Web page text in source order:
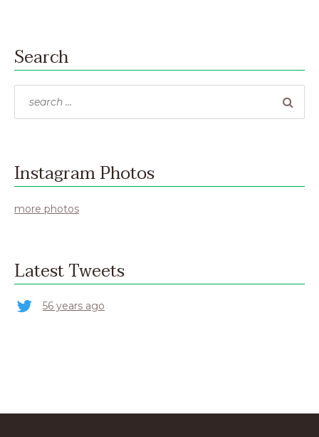
Search
Instagram Photos
more photos
Latest Tweets
56 years ago